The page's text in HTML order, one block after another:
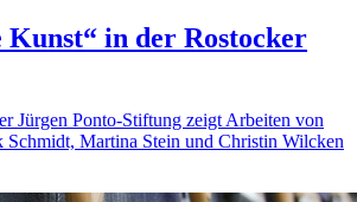
Kunst“ in der Rostocker
Jürgen Ponto-Stiftung zeigt Arbeiten von
Schmidt, Martina Stein und Christin Wilcken